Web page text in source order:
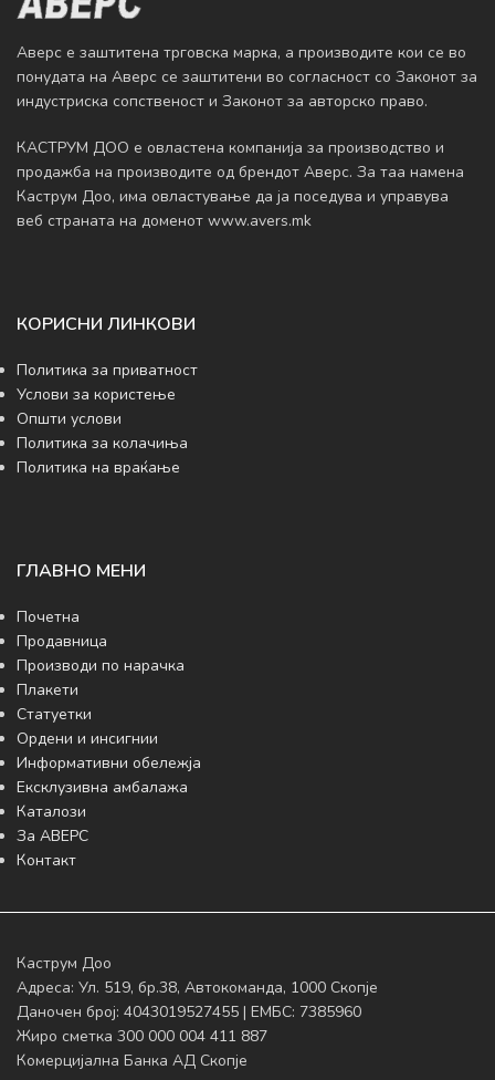
Аверс е заштитена трговска марка, а производите кои се во
понудата на Аверс се заштитени во согласност со Законот за
индустриска сопственост и Законот за авторско право.
КАСТРУМ ДОО е овластена компанија за производство и
продажба на производите од брендот Аверс. За таа намена
Каструм Доо, има овластување да ja поседува и управува
веб страната на доменот www.avers.mk
КОРИСНИ ЛИНКОВИ
Политика за приватност
Услови за користење
Општи услови
Политика за колачиња
Политика на враќање
ГЛАВНО МЕНИ
Почетна
Продавница
Производи по нарачка
Плакети
Статуетки
Ордени и инсигнии
Информативни обележја
Ексклузивна амбалажа
Каталози
За АВЕРС
Контакт
Каструм Доо
Адреса: Ул. 519, бр.38, Автокоманда, 1000 Скопје
Даночен број: 4043019527455 | ЕМБС: 7385960
Жиро сметка 300 000 004 411 887
Комерцијална Банка АД Скопје